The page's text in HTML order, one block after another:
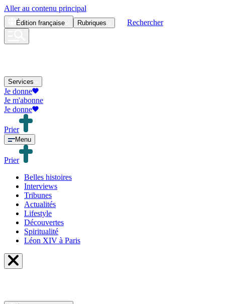
Aller au contenu principal
Édition française Rubriques Rechercher
Services
Je donne
Je m'abonne
Je donne
Prier
Menu
Prier
Belles histoires
Interviews
Tribunes
Actualités
Lifestyle
Découvertes
Spiritualité
Léon XIV à Paris